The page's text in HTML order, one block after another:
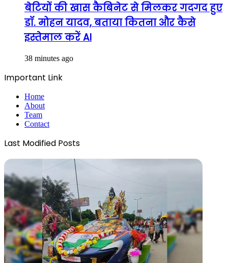
बेटियों की खास कैबिनेट से मिलकर गदगद हुए
डॉ. मोहन यादव, बताया कितना और कैसे
इस्तेमाल करें AI
38 minutes ago
Important Link
Home
About
Team
Contact
Last Modified Posts